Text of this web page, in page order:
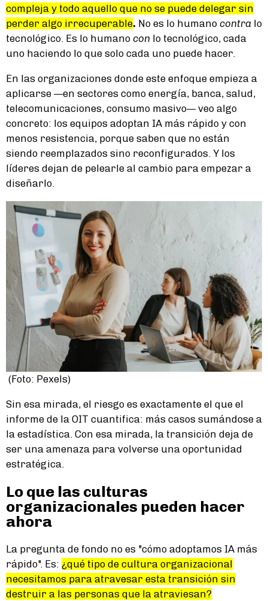
compleja y todo aquello que no se puede delegar sin
perder algo irrecuperable. No es lo humano contra lo
tecnológico. Es lo humano con lo tecnológico, cada
uno haciendo lo que solo cada uno puede hacer.
En las organizaciones donde este enfoque empieza a
aplicarse —en sectores como energía, banca, salud,
telecomunicaciones, consumo masivo— veo algo
concreto: los equipos adoptan IA más rápido y con
menos resistencia, porque saben que no están
siendo reemplazados sino reconfigurados. Y los
líderes dejan de pelearle al cambio para empezar a
diseñarlo.
(Foto: Pexels)
Sin esa mirada, el riesgo es exactamente el que el
informe de la OIT cuantifica: más casos sumándose a
la estadística. Con esa mirada, la transición deja de
ser una amenaza para volverse una oportunidad
estratégica.
Lo que las culturas
organizacionales pueden hacer
ahora
La pregunta de fondo no es "cómo adoptamos IA más
rápido". Es: ¿qué tipo de cultura organizacional
necesitamos para atravesar esta transición sin
destruir a las personas que la atraviesan?